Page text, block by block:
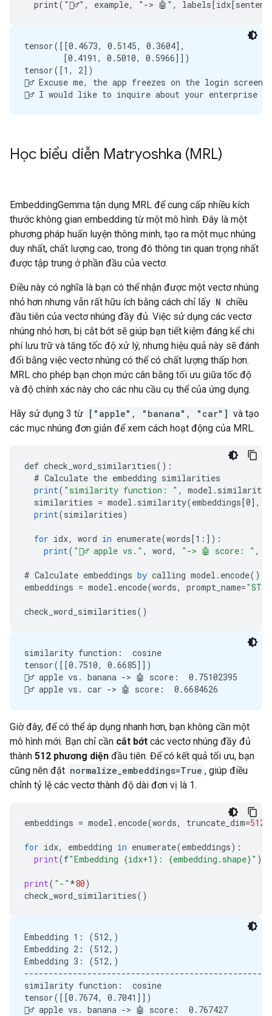
tensor([[0.4673, 0.5145, 0.3604],
        [0.4191, 0.5010, 0.5966]])
tensor([1, 2])
🙋‍♂️ Excuse me, the app freezes on the login
Học biểu diễn Matryoshka (MRL)
EmbeddingGemma tận dụng MRL để cung cấp nhiều kích
thước không gian embedding từ một mô hình. Đây là một
phương pháp huấn luyện thông minh, tạo ra một mục nhúng
duy nhất, chất lượng cao, trong đó thông tin quan trọng nhất
được tập trung ở phần đầu của vectơ.
Điều này có nghĩa là bạn có thể nhận được một vectơ nhúng
nhỏ hơn nhưng vẫn rất hữu ích bằng cách chỉ lấy N chiều
đầu tiên của vectơ nhúng đầy đủ. Việc sử dụng các vectơ
nhúng nhỏ hơn, bị cắt bớt sẽ giúp bạn tiết kiệm đáng kể chi
phí lưu trữ và tăng tốc độ xử lý, nhưng hiệu quả này sẽ đánh
đổi bằng việc vectơ nhúng có thể có chất lượng thấp hơn.
MRL cho phép bạn chọn mức cân bằng tối ưu giữa tốc độ
và độ chính xác này cho các nhu cầu cụ thể của ứng dụng.
Hãy sử dụng 3 từ ["apple", "banana", "car"] và tạo
các mục nhúng đơn giản để xem cách hoạt động của MRL.
def check_word_similarities() :
# Calculate the embedding similarities
print( "similarity function: " , model .
similarities = model . similarity(embeddings[0] ,
print(similarities)
for idx, word in enumerate(words[1: ] ) :
print( "🙋‍♂️ apple vs." , word, "-> 🤖 score: " ,
# Calculate embeddings by calling model . encode()
embeddings = model . encode(words, prompt_name="STS"
check_word_similarities()
similarity function:  cosine
tensor([[0.7510, 0.6685]])
🙋‍♂️ apple vs. banana -> 🤖 score:  0.75102395
Giờ đây, để có thể áp dụng nhanh hơn, bạn không cần một
mô hình mới. Bạn chỉ cần cắt bớt các vectơ nhúng đầy đủ
thành 512 phương diện đầu tiên. Để có kết quả tối ưu, bạn
cũng nên đặt normalize_embeddings=True , giúp điều
chỉnh tỷ lệ các vectơ thành độ dài đơn vị là 1.
embeddings = model . encode(words, truncate_dim=512
for idx, embedding in enumerate(embeddings):
print(f"Embedding {idx+1}: {embedding.shape}" )
print( "-" *80)
check_word_similarities()
Embedding 1: (512,)
Embedding 2: (512,)
Embedding 3: (512,)
similarity function:  cosine
tensor([[0.7674, 0.7041]])
🙋‍♂️ apple vs. banana -> 🤖 score:  0.767427